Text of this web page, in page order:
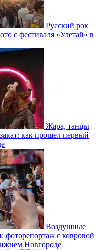
Русский рок
с фестиваля «Улетай» в
Жара, танцы
как прошел первый
Воздушные
фоторепортаж с ковровой
Новгороде